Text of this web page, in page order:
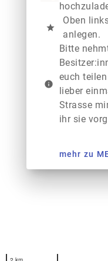
star
Oben
anlegen.
info
Bitte
euch
lieber
Strasse
ihr sie
mehr zu